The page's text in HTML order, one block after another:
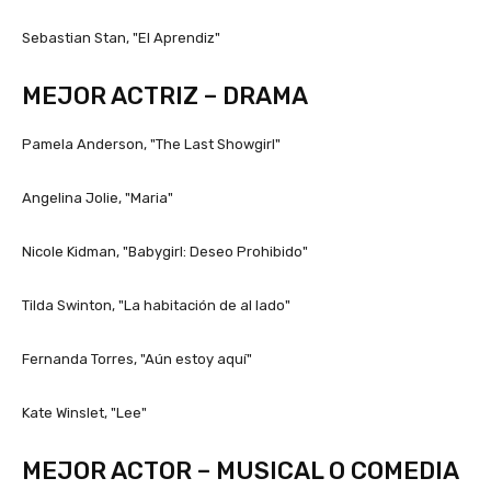
Sebastian Stan, "El Aprendiz"
MEJOR ACTRIZ – DRAMA
Pamela Anderson, "The Last Showgirl"
Angelina Jolie, "Maria"
Nicole Kidman, "Babygirl: Deseo Prohibido"
Tilda Swinton, "La habitación de al lado"
Fernanda Torres, "Aún estoy aquí"
Kate Winslet, "Lee"
MEJOR ACTOR – MUSICAL O COMEDIA